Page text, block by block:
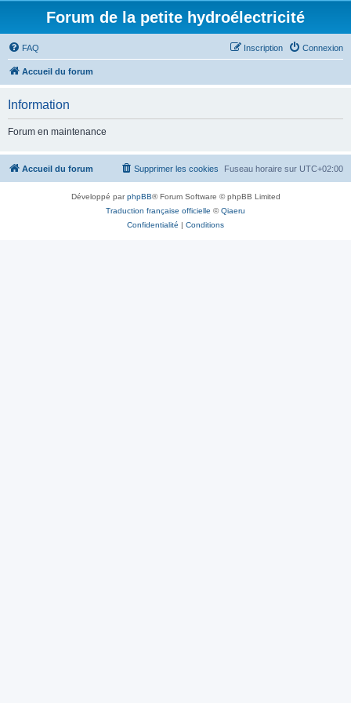
Forum de la petite hydroélectricité
FAQ Connexion
Inscription
Accueil du forum
Information
Forum en maintenance
Accueil du forum Fuseau horaire sur UTC+02:00
Supprimer les cookies
Développé parphpBB® Forum Software © phpBB Limited
Traduction française officielle ©Qiaeru
Confidentialité | Conditions